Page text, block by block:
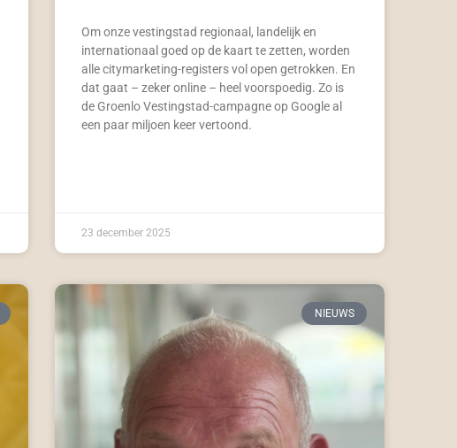
Om onze vestingstad regionaal, landelijk en
internationaal goed op de kaart te zetten, worden
alle citymarketing-registers vol open getrokken. En
dat gaat – zeker online – heel voorspoedig. Zo is
de Groenlo Vestingstad-campagne op Google al
een paar miljoen keer vertoond.
23 december 2025
NIEUWS